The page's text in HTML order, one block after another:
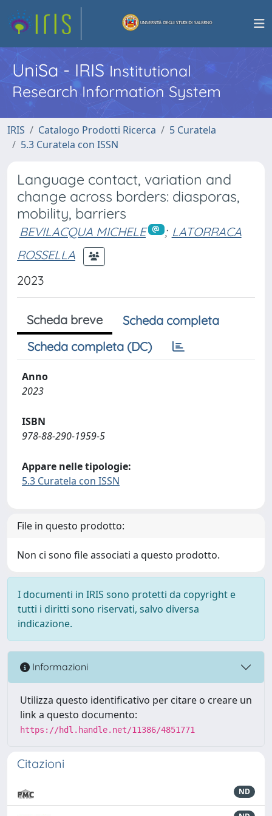
UniSa - IRISInstitutional
Research Information System
IRIS Catalogo Prodotti Ricerca
5 Curatela
5.3 Curatela con ISSN
Language contact, variation and
change across borders: diasporas,
mobility, barriers
BEVILACQUA MICHELE ; LATORRACA
ROSSELLA
2023
Scheda breve
Scheda completa
Scheda completa (DC)
Anno
2023
ISBN
978-88-290-1959-5
Appare nelle tipologie:
5.3 Curatela con ISSN
File in questo prodotto:
Non ci sono file associati a questo prodotto.
I documenti in IRIS sono protetti da copyright e
tutti i diritti sono riservati, salvo diversa
indicazione.
Informazioni
Utilizza questo identificativo per citare o creare un
link a questo documento:
https://hdl.handle.net/11386/4851771
Citazioni
ND